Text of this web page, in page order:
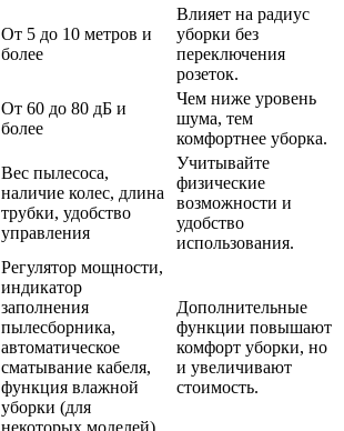
От 5 до 10 метров и
более
Влияет на радиус
уборки без
переключения
розеток.
От 60 до 80 дБ и
более
Чем ниже уровень
шума, тем
комфортнее уборка.
Вес пылесоса,
наличие колес, длина
трубки, удобство
управления
Учитывайте
физические
возможности и
удобство
использования.
Регулятор мощности,
индикатор
заполнения
пылесборника,
автоматическое
сматывание кабеля,
функция влажной
уборки (для
некоторых моделей)
Дополнительные
функции повышают
комфорт уборки, но
и увеличивают
стоимость.